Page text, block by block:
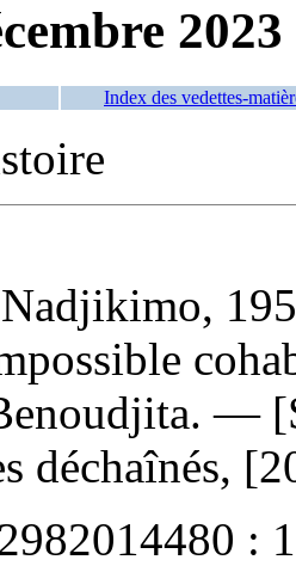
2023
Index des vedettes-
—
déchaînés,
: